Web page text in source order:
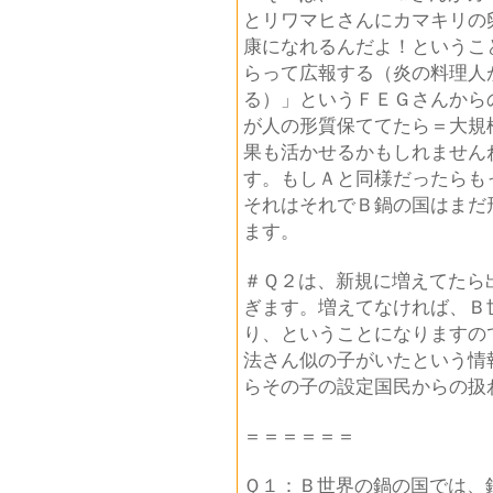
とリワマヒさんにカマキリ
康になれるんだよ！という
らって広報する（炎の料理
る）」というＦＥＧさんか
が人の形質保ててたら＝大
果も活かせるかもしれませ
す。もしＡと同様だったら
それはそれでＢ鍋の国はま
ます。
＃Ｑ２は、新規に増えてた
ぎます。増えてなければ、
り、ということになります
法さん似の子がいたという
らその子の設定国民からの
＝＝＝＝＝＝
Ｑ１：Ｂ世界の鍋の国では